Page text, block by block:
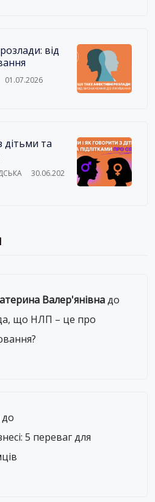
від
01.07.2026
дітьми та
30.06.202
Валер'янівнадо
що НЛП – це про
5 переваг для